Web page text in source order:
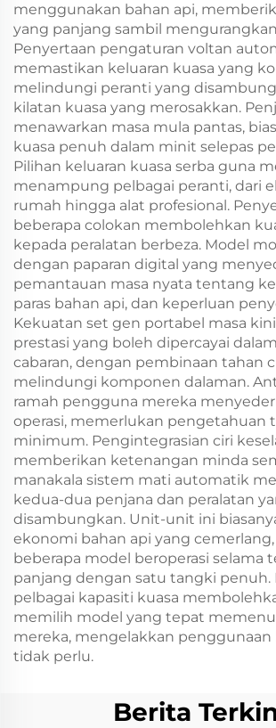
menggunakan bahan api,
yang panjang sambil
Penyertaan pengaturan voltan
memastikan keluaran kuasa yang
melindungi peranti yang
kilatan kuasa yang merosakkan.
menawarkan masa mula pantas,
kuasa penuh dalam minit selepas
Pilihan keluaran kuasa serba guna
menampung pelbagai peranti, dari
rumah hingga alat profesional.
beberapa colokan membolehkan
kepada peralatan berbeza. Model
dengan paparan digital yang
pemantauan masa nyata tentang
paras bahan api, dan keperluan
Kekuatan set gen portabel masa
prestasi yang boleh dipercayai
cabaran, dengan pembinaan tahan
melindungi komponen dalaman.
ramah pengguna mereka
operasi, memerlukan pengetahuan
minimum. Pengintegrasian ciri
memberikan ketenangan minda
manakala sistem mati automatik
kedua-dua penjana dan peralatan
disambungkan. Unit-unit ini
ekonomi bahan api yang
beberapa model beroperasi selama
panjang dengan satu tangki penuh.
pelbagai kapasiti kuasa
memilih model yang tepat
mereka, mengelakkan penggunaan
tidak perlu.
Berita